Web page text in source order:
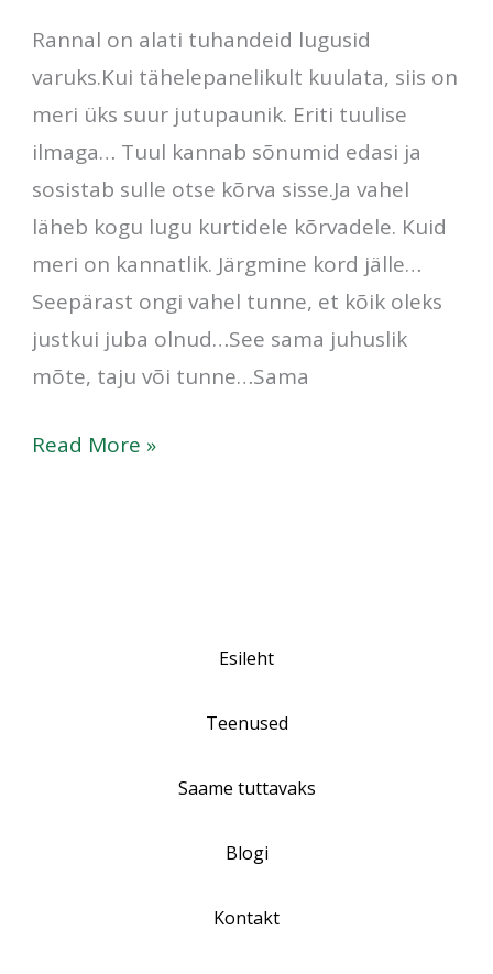
Rannal on alati tuhandeid lugusid
varuks.Kui tähelepanelikult kuulata, siis on
meri üks suur jutupaunik. Eriti tuulise
ilmaga… Tuul kannab sõnumid edasi ja
sosistab sulle otse kõrva sisse.Ja vahel
läheb kogu lugu kurtidele kõrvadele. Kuid
meri on kannatlik. Järgmine kord jälle…
Seepärast ongi vahel tunne, et kõik oleks
justkui juba olnud…See sama juhuslik
mõte, taju või tunne…Sama
Read More »
Esileht
Teenused
Saame tuttavaks
Blogi
Kontakt